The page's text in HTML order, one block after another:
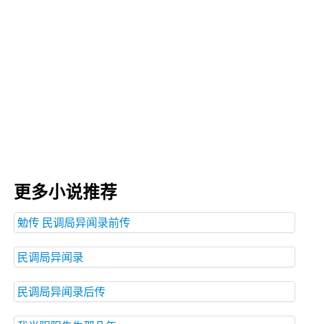
更多小说推荐
勉传 民调局异闻录前传
民调局异闻录
民调局异闻录后传